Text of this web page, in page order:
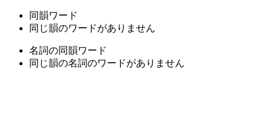
同韻ワード
同じ韻のワードがありません
名詞の同韻ワード
同じ韻の名詞のワードがありません